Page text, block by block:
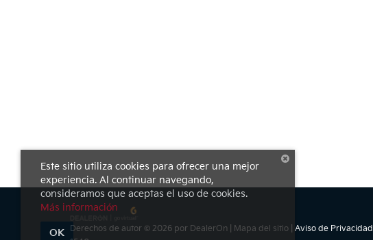
Derechos de autor © 2026 por DealerOn Mapa del sitio Aviso de Privacidad
Este sitio utiliza cookies para ofrecer una mejor
experiencia. Al continuar navegando,
consideramos que aceptas el uso de cookies.
Más información
OK